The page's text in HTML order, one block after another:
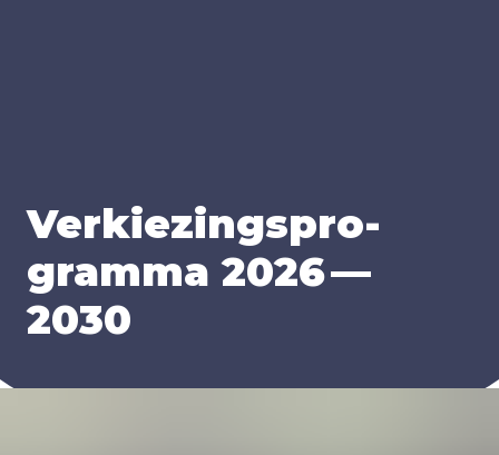
Ver­kie­zings­pro­
gram­ma2026—
2030